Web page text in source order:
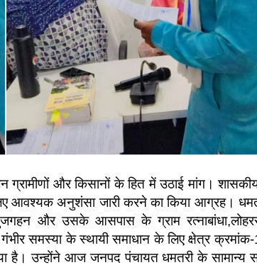
ग्रामीणों और किसानों के हित में उठाई मांग।
आवश्यक अनुशंसा जारी करने का किया आग्रह।
और उसके आसपास के ग्राम
समस्या के स्थायी समाधान के लिए क्षेत्र
है। उन्होंने आज जनपद पंचायत धमतरी के सामान्य